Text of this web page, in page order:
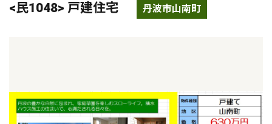
<民1048> 戸建住宅 丹波市山南町